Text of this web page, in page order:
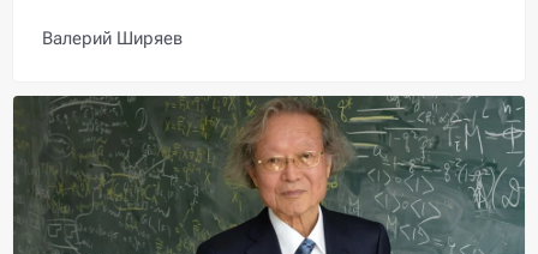
Валерий Ширяев